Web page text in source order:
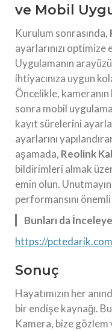
ve Mobil
Kurulum sonrasında,
ayarlarınızı
Uygulamanın
ihtiyacınıza uygun
Öncelikle,
sonra mobil
kayıt sürelerini
ayarlarını
aşamada, Reolink
bildirimleri almak
emin olun.
performansını
Bunları da
https://
Sonuç
Hayatımızın her
bir endişe kaynağı.
Kamera, bize gözlem